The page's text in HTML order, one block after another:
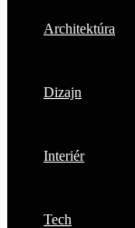
Architektúra
Dizajn
Interiér
Tech